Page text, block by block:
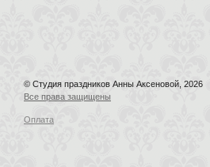
© Студия праздников Анны Аксеновой, 2026
Все права защищены
Оплата